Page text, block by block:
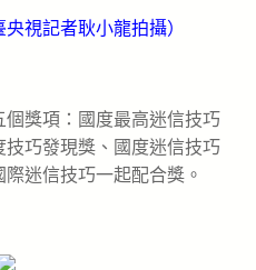
視記者耿小龍拍攝）
獎項：國度最高迷信技巧
巧發現獎、國度迷信技巧
迷信技巧一起配合獎。